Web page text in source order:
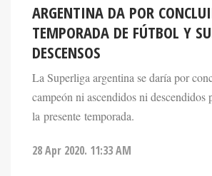
ARGENTINA DA POR
TEMPORADA DE FÚTBOL Y
DESCENSOS
La Superliga argentina se daría por
campeón ni ascendidos ni descendidos
la presente temporada.
28 Apr 2020. 11:33 AM